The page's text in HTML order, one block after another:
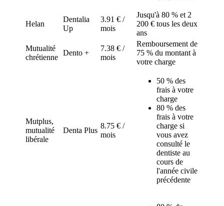
Helan
Dentalia
Up
3.91 € /
mois
Jusqu'à 80 % et 2
200 € tous les deux
ans
Mutualité
chrétienne
Dento +
7.38 € /
mois
Remboursement de
75 % du montant à
votre charge
Mutplus,
mutualité
libérale
Denta Plus
8.75 € /
mois
50 % des
frais à votre
charge
80 % des
frais à votre
charge si
vous avez
consulté le
dentiste au
cours de
l'année civile
précédente